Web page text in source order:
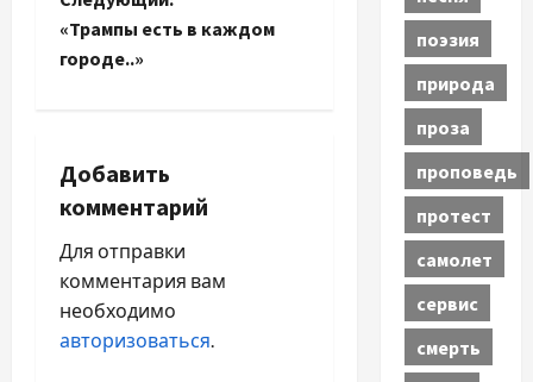
и
г
ц
и
я
п
о
«Трампы есть в каждом
городе..»
Добавить
комментарий
Для отправки
комментария вам
необходимо
авторизоваться.
поэзия
природа
проза
проповедь
протест
самолет
сервис
смерть